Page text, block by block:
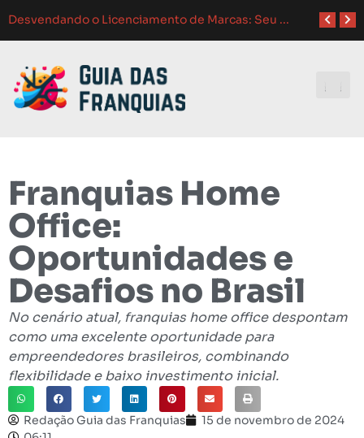
Como Adaptar Estratégias de M Atendimento ao Cliente em Franquias: O Guia Completo para o SucessoMelhores Ferramentas de Gerenciamento para Franquias em 2024: Guia Completo
Como Franquias se Adaptam a Mudanças de Mercado: Guia Completo
Franquias Home
Office:
Oportunidades e
Desafios no Brasil
No cenário atual, franquias home office despontam
como uma excelente oportunidade para
empreendedores brasileiros, combinando
flexibilidade e baixo investimento inicial.
Redação Guia das Franquias
15 de novembro de 2024